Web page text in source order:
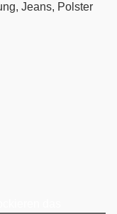
Jeans, Polster